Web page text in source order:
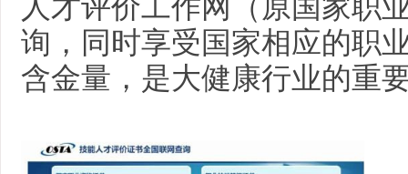
人才评价工作网（原国家职
询，同时享受国家相应的职
含金量，是大健康行业的重